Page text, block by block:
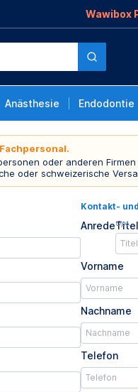
Wawibox
Anästhesie Endodontie
oder anderen
oder schweizerische
Kontakt-
AnredeTitel
Opt.
Vorname
Nachname
Telefon